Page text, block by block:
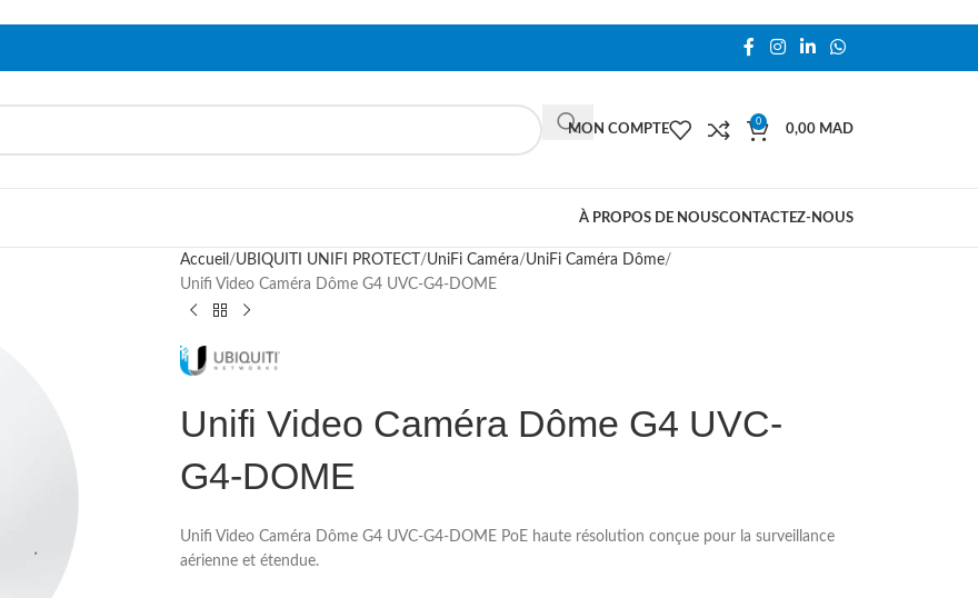
MON COMPTE
0
0,00 MAD
À PROPOS DE NOUSCONTACTEZ-NOUS
Accueil UBIQUITI UNIFI PROTECT UniFi Caméra UniFi Caméra Dôme
Unifi Video Caméra Dôme G4 UVC-G4-DOME
Unifi Video Caméra Dôme G4 UVC-
G4-DOME
Unifi Video Caméra Dôme G4 UVC-G4-DOME PoE haute résolution conçue pour la surveillance
aérienne et étendue.